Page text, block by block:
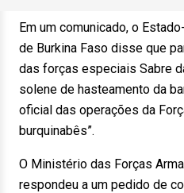
Em um comunicado, o
de Burkina Faso disse que
das forças especiais Sabre
solene de hasteamento da
oficial das operações da
burquinabês”.
O Ministério das Forças
respondeu a um pedido de